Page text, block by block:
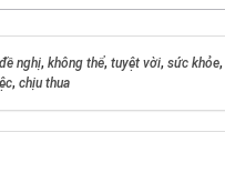
đề nghị, không thể, tuyệt vời, sức khỏe,
, chịu thua